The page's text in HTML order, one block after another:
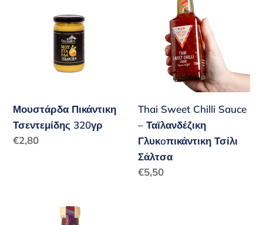
Τσεντεμίδης
Μουστάρδα Πικάντικη
Τσεντεμίδης 320γρ
Κανονική
€2,80
Sauce
Ταϊλανδέζικη
Γλυκoπικάντικη
Σάλτσα
Thai Sweet Chilli Sauce
– Ταϊλανδέζικη
Γλυκoπικάντικη Τσίλι
Σάλτσα
Κανονική
€5,50